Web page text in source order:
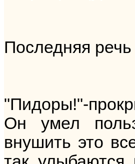
Последняя
"Пидоры!"-
Он умел
внушить это